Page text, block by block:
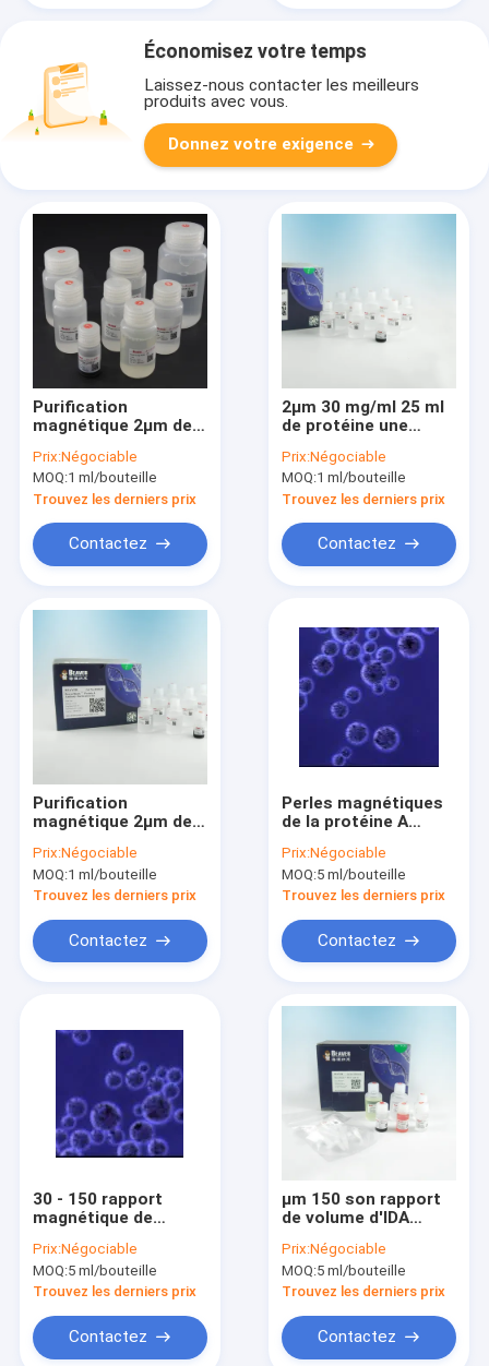
Produits
Vidéos
VR Show
Contrôle de qualité
Contactez-nous
Économisez votre temps
Laissez-nous contacter les meilleurs
produits avec vous.
Donnez votre exigence
Purification
magnétique 2μm de
d'anticorps de la
protéine A/G 30
mg/ml 5 ml
Prix:Négociable
MOQ:1 ml/bouteille
Trouvez les derniers prix
Contactez
2μm 30 mg/ml 25 ml
de protéine une
Protein Purification
d'anticorps
Prix:Négociable
MOQ:1 ml/bouteille
Trouvez les derniers prix
Contactez
Purification
magnétique 2μm de
d'anticorps de la
protéine A 30 mg/ml
5 ml
Prix:Négociable
MOQ:1 ml/bouteille
Trouvez les derniers prix
Contactez
Perles magnétiques
de la protéine A
rapport de volume de
la purification 10% de
protéine 500 ml
Prix:Négociable
MOQ:5 ml/bouteille
Trouvez les derniers prix
Contactez
30 - 150 rapport
magnétique de
purification 10% de
protéine de perles de
μm 100 ml
Prix:Négociable
MOQ:5 ml/bouteille
Trouvez les derniers prix
Contactez
μm 150 son rapport
de volume d'IDA
10% de purification
de protéine
d'étiquette
Prix:Négociable
MOQ:5 ml/bouteille
Trouvez les derniers prix
Contactez